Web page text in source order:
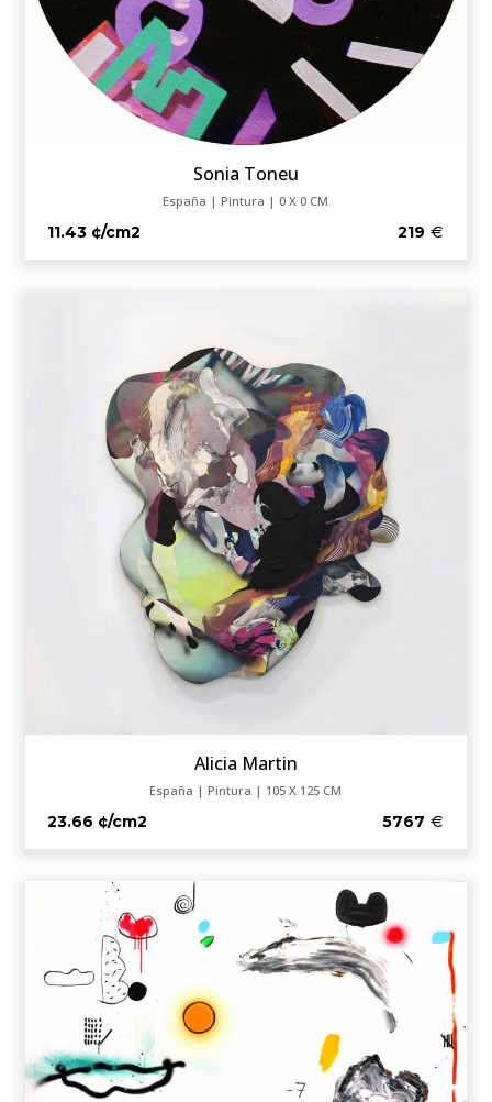
Sonia Toneu
España | Pintura | 0 X 0 CM
11.43 ¢/cm2 219
Alicia Martin
España | Pintura | 105 X 125 CM
23.66 ¢/cm2 5767